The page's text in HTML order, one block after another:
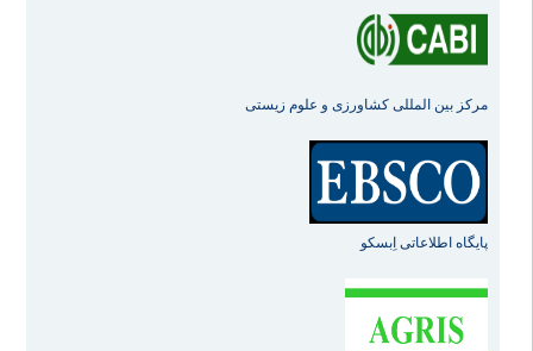
مرکز بین المللی کشاورزی و علوم زیستی
پایگاه اطلاعاتی اِبسکو